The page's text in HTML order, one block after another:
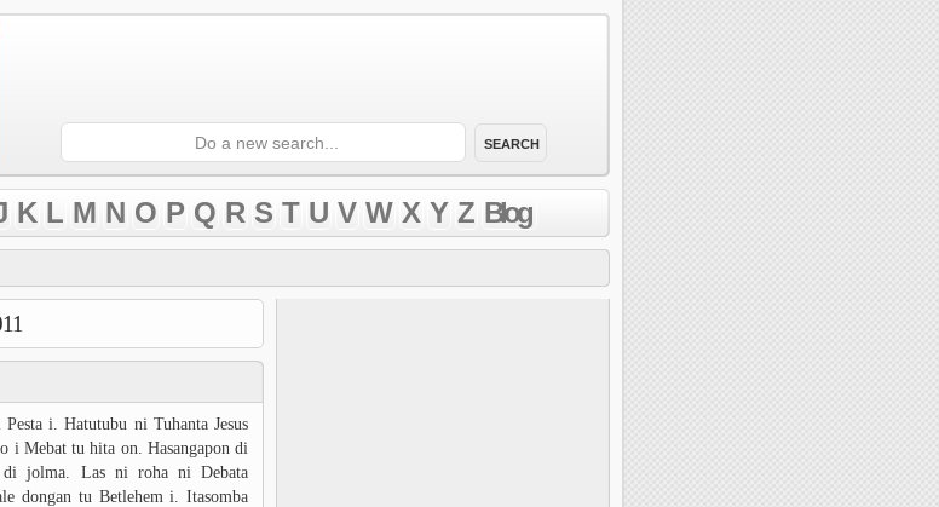
K L M N O P Q R S T U V W X Y Z Blog
i. Hatutubu ni Tuhanta Jesus
i Mebat tu hita on. Hasangapon di
di jolma. Las ni roha ni Debata
dongan tu Betlehem i. Itasomba